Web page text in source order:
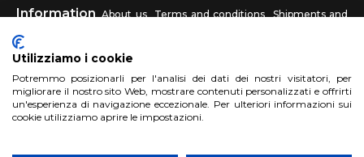
Information About us Terms and conditions
Shipments and
returns
HM4X4 FAQ Affiliated workshop Send us a photo
Account Sign up
Utilizziamo i cookie
Potremmo posizionarli per l'analisi dei dati dei nostri visitatori, per
migliorare il nostro sito Web, mostrare contenuti personalizzati e offrirti
un'esperienza di navigazione eccezionale. Per ulteriori informazioni sui
cookie utilizziamo aprire le impostazioni.